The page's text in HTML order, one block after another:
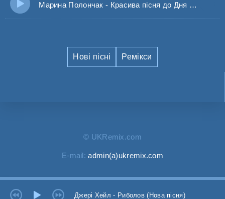
Марина Полончак - Красива пісня до Дня Народження
Нові пісні Ремікси
© UKRemix.com
E-mail:admin(a)ukremix.com
Джері Хейл - Риболов (Нова пісня)